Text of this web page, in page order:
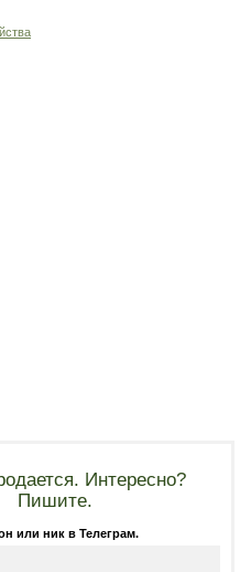
Интересно?
Пишите.
или ник в Телеграм.